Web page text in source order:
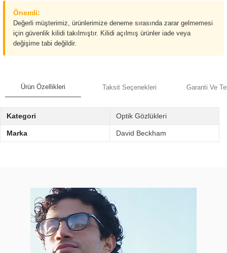
Önemli:
Değerli müşterimiz, ürünlerimize deneme sırasında zarar gelmemesi
için güvenlik kilidi takılmıştır. Kilidi açılmış ürünler iade veya
değişime tabi değildir.
Ürün Özellikleri Taksit Seçenekleri Garanti Ve
Kategori Optik Gözlükleri
Marka David Beckham